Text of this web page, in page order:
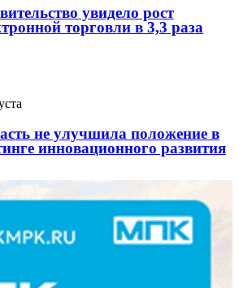
увидело рост
торговли в 3,3 раза
не улучшила положение в
инновационного развития